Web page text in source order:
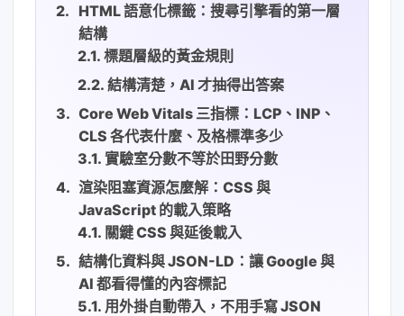
HTML 語意化標籤：搜尋引擎看的第一層
結構
標題層級的黃金規則
結構清楚，AI 才抽得出答案
Core Web Vitals 三指標：LCP、INP、
CLS 各代表什麼、及格標準多少
實驗室分數不等於田野分數
渲染阻塞資源怎麼解：CSS 與
JavaScript 的載入策略
關鍵 CSS 與延後載入
結構化資料與 JSON-LD：讓 Google 與
AI 都看得懂的內容標記
用外掛自動帶入，不用手寫 JSON